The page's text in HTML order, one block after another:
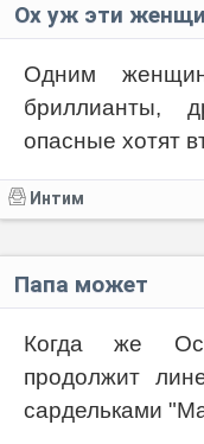
Ох уж эти
Одним
бриллианты,
опасные хотят
Интим
Папа может
Когда же
продолжит
сардельками